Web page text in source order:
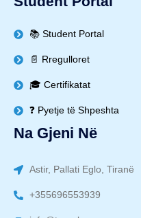
📚 Student Portal
📄 Rregulloret
🎓 Certifikatat
❓ Pyetje të Shpeshta
Na Gjeni Në
Astir, Pallati Eglo, Tiranë
+355696553939